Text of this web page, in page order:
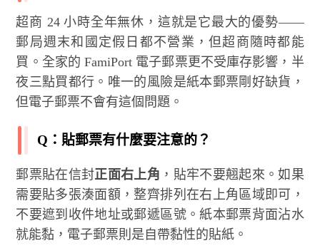
超商 24 小時全年無休，這就是它最大的優勢——
郵局週末和國定假日都不營業，但超商隨時都能
買。全家的 FamiPort 電子郵票更不受庫存影響，半
夜三點買都行。唯一的風險是紙本郵票剛好缺貨，
但電子郵票不會有這個問題。
Q：貼郵票有什麼要注意的？
郵票貼在信封正面右上角 ，貼牢不要翹起來。如果
需要貼多張湊面額，整齊排列在右上角區域即可，
不要遮到收件地址或郵遞區號。紙本郵票背面沾水
就能黏，電子郵票則是自帶黏性的貼紙。